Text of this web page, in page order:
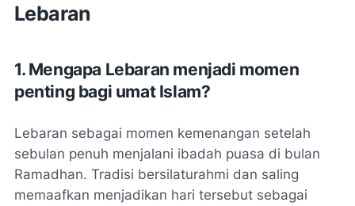
Lebaran
1. Mengapa Lebaran menjadi momen
penting bagi umat Islam?
Lebaran sebagai momen kemenangan setelah
sebulan penuh menjalani ibadah puasa di bulan
Ramadhan. Tradisi bersilaturahmi dan saling
memaafkan menjadikan hari tersebut sebagai